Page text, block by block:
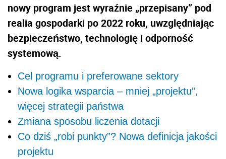
nowy program jest wyraźnie „przepisany” pod
realia gospodarki po 2022 roku, uwzględniając
bezpieczeństwo, technologię i odporność
systemową.
Cel programu i preferowane sektory
Nowa logika wsparcia – mniej „projektu”,
więcej strategii państwa
Zmiana sposobu liczenia dotacji
Co dziś „robi punkty”? Nowa definicja jakości
projektu